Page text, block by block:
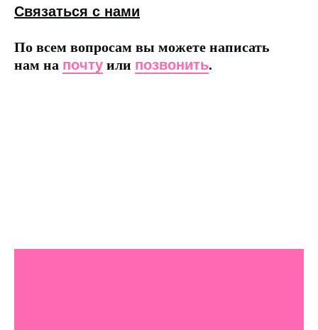
Связаться с нами
По всем вопросам вы можете написать
нам на почту или позвонить.